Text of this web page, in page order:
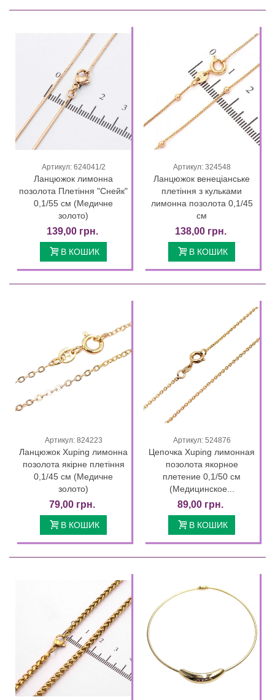
Артикул: 624041/2
Ланцюжок лимонна
позолота Плетіння "Снейк"
0,1/55 см (Медичне
золото)
139,00 грн.
В КОШИК
Артикул: 324548
Ланцюжок венеціанське
плетіння з кульками
лимонна позолота 0,1/45
см
138,00 грн.
В КОШИК
Артикул: 824223
Ланцюжок Xuping лимонна
позолота якірне плетіння
0,1/45 см (Медичне
золото)
79,00 грн.
В КОШИК
Артикул: 524876
Цепочка Xuping лимонная
позолота якорное
плетение 0,1/50 см
(Медицинское...
89,00 грн.
В КОШИК